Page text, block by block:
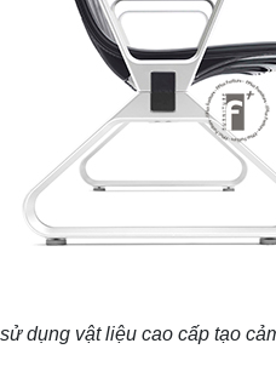
dụng vật liệu cao cấp tạo